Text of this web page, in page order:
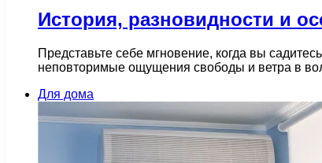
История, разновидности и
Представьте себе мгновение, когда вы
неповторимые ощущения свободы и ветра в
Для дома